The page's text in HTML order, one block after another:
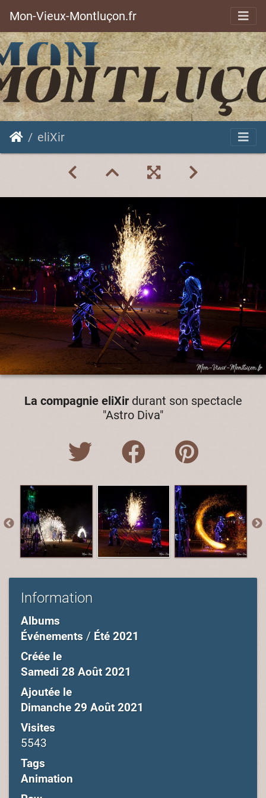
Mon-Vieux-Montluçon.fr
eliXir
La compagnie eliXirdurant son spectacle
"Astro Diva"
Information
Albums
Événements / Été 2021
Créée le
Samedi 28 Août 2021
Ajoutée le
Dimanche 29 Août 2021
Visites
5543
Tags
Animation